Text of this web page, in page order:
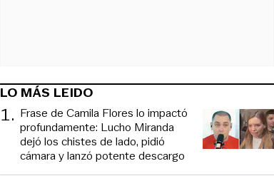
LO MÁS LEIDO
1. Frase de Camila Flores lo impactó
profundamente: Lucho Miranda
dejó los chistes de lado, pidió
cámara y lanzó potente descargo